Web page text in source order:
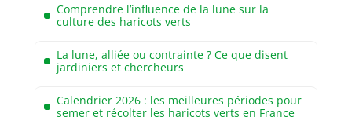
Comprendre l’influence de la lune sur la
culture des haricots verts
La lune, alliée ou contrainte ? Ce que disent
jardiniers et chercheurs
Calendrier 2026 : les meilleures périodes pour
semer et récolter les haricots verts en France